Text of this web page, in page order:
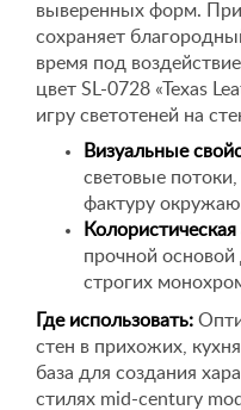
выверенных форм. При
сохраняет
время под
цвет SL-0728 «Texas
игру светотеней на
Визуальные
световые
фактуру
прочной основой
строгих
Где использовать:
стен в прихожих,
база для создания
стилях mid-century